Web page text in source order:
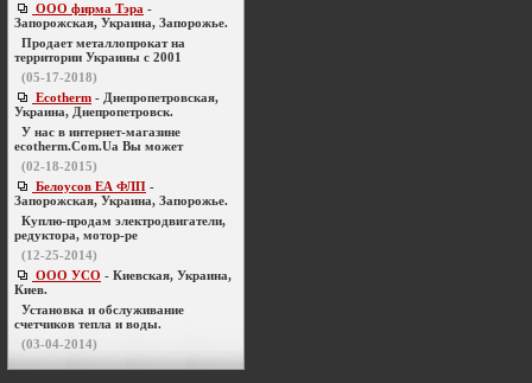
ООО фирма Тэра -
Запорожская, Украина, Запорожье.
Продает металлопрокат на
территории Украины с 2001
(05-17-2018)
Ecotherm - Днепропетровская,
Украина, Днепропетровск.
У нас в интернет-магазине
ecotherm.Com.Ua Вы может
(02-18-2015)
Белоусов ЕА ФЛП -
Запорожская, Украина, Запорожье.
Куплю-продам электродвигатели,
редуктора, мотор-ре
(12-25-2014)
ООО УСО - Киевская, Украина,
Киев.
Установка и обслуживание
счетчиков тепла и воды.
(03-04-2014)